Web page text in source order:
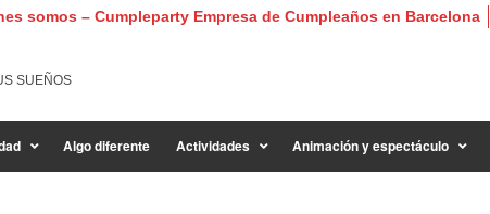
somos – Cumpleparty Empresa de Cumpleaños en Barcelona
SUEÑOS
Algo diferente Actividades Animación y espectáculo